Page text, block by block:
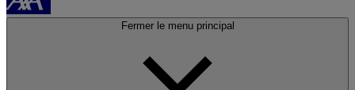
Fermer le menu principal